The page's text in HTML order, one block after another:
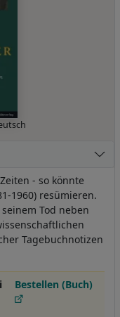
- so könnte
1960) resümieren.
Tod neben
Tagebuchnotizen
Bestellen (Buch)